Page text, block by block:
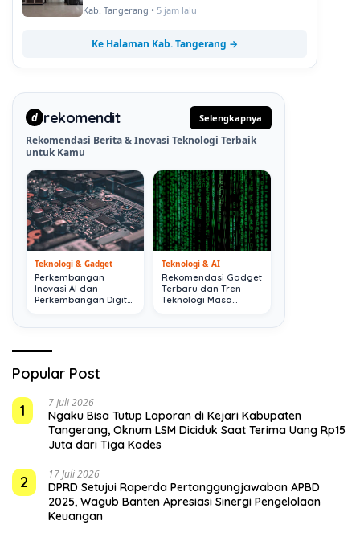
Kab. Tangerang • 5 jam lalu
Ke Halaman Kab. Tangerang →
d rekomendit Selengkapnya
Rekomendasi Berita & Inovasi Teknologi Terbaik
untuk Kamu
Teknologi & Gadget
Perkembangan
Inovasi AI dan
Perkembangan Digital
Teknologi & AI
Rekomendasi Gadget
Terbaru dan Tren
Teknologi Masa
Popular Post
1
7 Juli 2026
Ngaku Bisa Tutup Laporan di Kejari Kabupaten
Tangerang, Oknum LSM Diciduk Saat Terima Uang Rp15
Juta dari Tiga Kades
2 17 Juli 2026
DPRD Setujui Raperda Pertanggungjawaban APBD
2025, Wagub Banten Apresiasi Sinergi Pengelolaan
Keuangan